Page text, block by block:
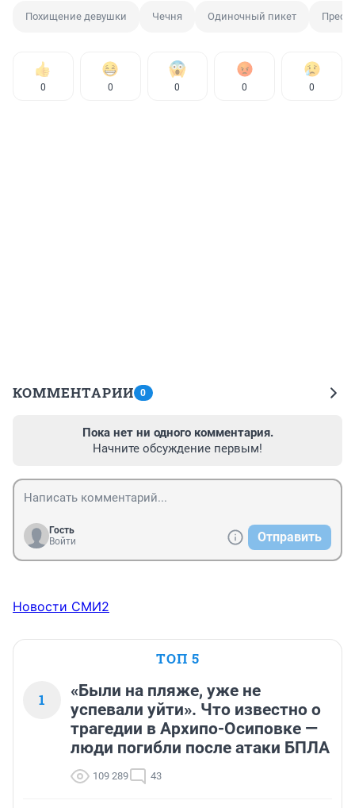
Похищение девушки Чечня Одиночный пикет
0 0 0 0 0
КОММЕНТАРИИ 0
Пока нет ни одного комментария.
Начните обсуждение первым!
Гость
Войти
Отправить
Новости СМИ2
ТОП 5
1
«Были на пляже, уже не
успевали уйти». Что известно о
трагедии в Архипо-Осиповке —
люди погибли после атаки БПЛА
109 289 43